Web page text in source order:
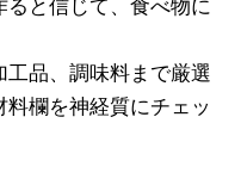
と信じて、食べ物に
品、調味料まで厳選
欄を神経質にチェッ